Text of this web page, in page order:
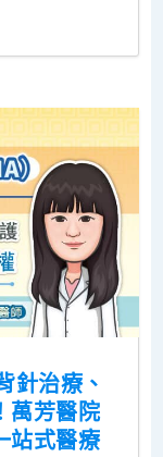
針治療、
萬芳醫院
站式醫療